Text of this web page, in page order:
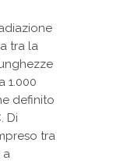
tra la
1.000
definito
Di
tra
a